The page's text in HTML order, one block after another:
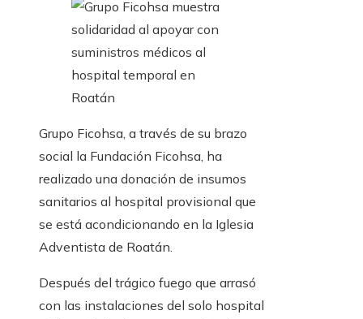
Grupo Ficohsa, a través de su brazo
social la Fundación Ficohsa, ha
realizado una donación de insumos
sanitarios al hospital provisional que
se está acondicionando en la Iglesia
Adventista de Roatán.
Después del trágico fuego que arrasó
con las instalaciones del solo hospital